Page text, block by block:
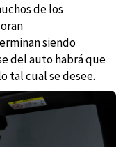
de los
siendo
del auto habrá que
tal cual se desee.